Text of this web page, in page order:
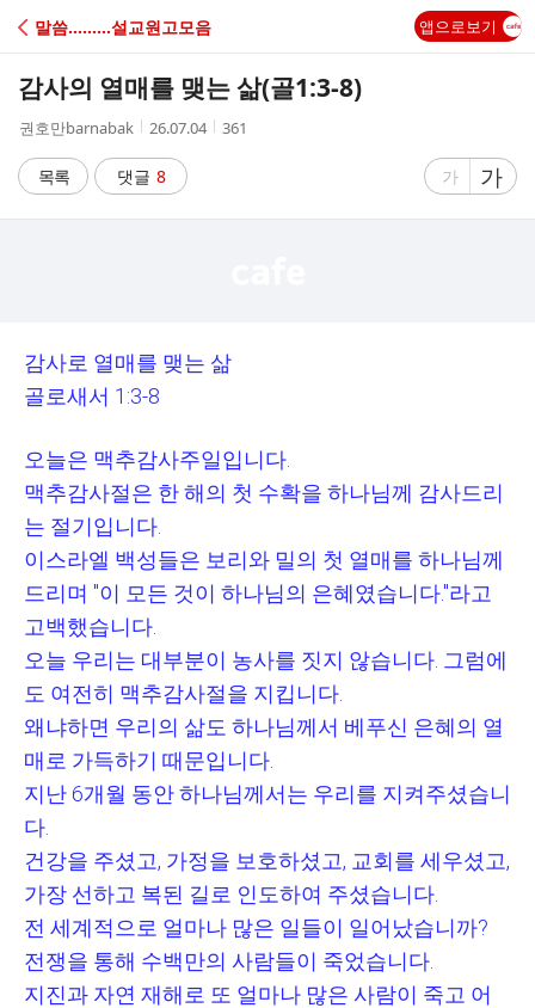
C
A
말씀………설교원고모음 앱으로보기
감사의 열매를 맺는 삶(골1:3-8)
작
자
권호만barnabak
작
시
간
26.07.04
조
361
목록 댓글 8
글
가
글
자
가
감사로 열매를 맺는 삶
골로새서 1:3-8
오늘은 맥추감사주일입니다
맥추감사절은 한 해의 첫 수확을 하나님께 감사드리
는 절기입니다
이스라엘 백성들은 보리와 밀의 첫 열매를 하나님께
드리며 "이 모든 것이 하나님의 은혜였습니다."라고
고백했습니다
오늘 우리는 대부분이 농사를 짓지 않습니다 그럼에
도 여전히 맥추감사절을 지킵니다
왜냐하면 우리의 삶도 하나님께서 베푸신 은혜의 열
매로 가득하기 때문입니다
지난 6개월 동안 하나님께서는 우리를 지켜주셨습니
다
건강을 주셨고, 가정을 보호하셨고, 교회를 세우셨고,
가장 선하고 복된 길로 인도하여 주셨습니다
전 세계적으로 얼마나 많은 일들이 일어났습니까?
전쟁을 통해 수백만의 사람들이 죽었습니다
지진과 자연 재해로 또 얼마나 많은 사람이 죽고 어